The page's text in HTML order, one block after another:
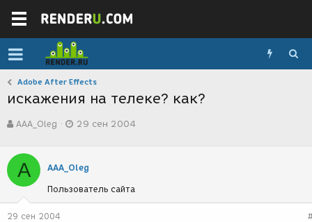
Adobe After Effects
искажения на телеке? как?
в
о
р
т
е
м
ы
AAA_Oleg
а
с
з
д
29 сен 2004
A AAA_Oleg
Пользователь сайта
29 сен 2004